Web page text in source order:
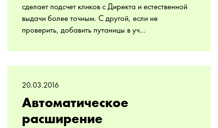
сделает подсчет кликов с Директа и естественной
выдачи более точным. С другой, если не
проверить, добавить путаницы в уч...
20.03.2016
Автоматическое
расширение